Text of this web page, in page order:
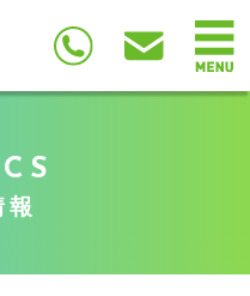
報